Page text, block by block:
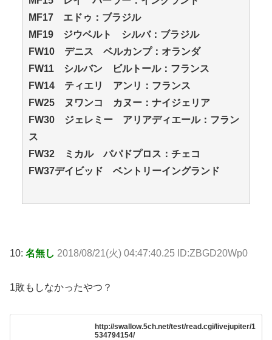
MF17 エドゥ：ブラジル
MF19 ジウベルト シルバ：ブラジル
FW10 デニス ベルカンプ：オランダ
FW11 シルバン ビルトール：フランス
FW14 ティエリ アンリ：フランス
FW25 ヌワンコ カヌー：ナイジェリア
FW30 ジェレミー アリアディエール：フラン
ス
FW32 ミカル パパドプロス：チェコ
FW37デイビッド ベントリーイングランド
10: 名無し 2018/08/21(火) 04:47:40.25 ID:ZBGD20Wp0
1敗もしなかったやつ？
http://swallow.5ch.net/test/read.cgi/livejupiter/1
534794154/